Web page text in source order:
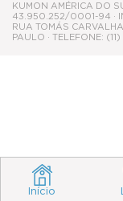
Início
KUMON AMÉRICA DO
43.950.252/0001-94 ·
RUA TOMÁS
PAULO · TELEFONE: